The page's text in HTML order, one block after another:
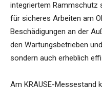
integriertem Rammschutz
für sicheres Arbeiten am
Beschädigungen an der
den Wartungsbetrieben
sondern auch erheblich
Am KRAUSE-Messestand